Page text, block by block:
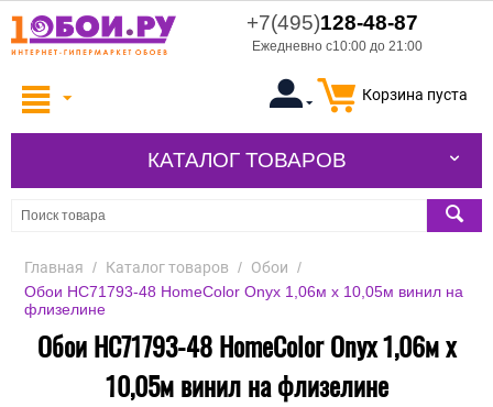
+7(495)128-48-87
Ежедневно с10:00 до 21:00
Корзина пуста
КАТАЛОГ ТОВАРОВ
Главная / Каталог товаров / Обои /
Обои HC71793-48 HomeColor Onyx 1,06м х 10,05м винил на
флизелине
Обои HC71793-48 HomeColor Onyx 1,06м х
10,05м винил на флизелине